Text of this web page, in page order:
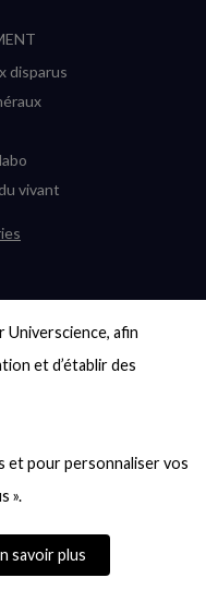
Universcience, afin
et d’établir des
et pour personnaliser vos
savoir plus
disparus
vivant
de « Terre »
?
: la